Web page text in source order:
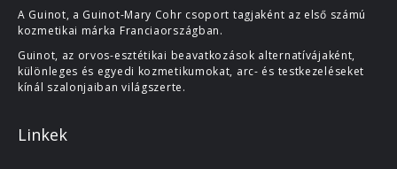
A Guinot, a Guinot-Mary Cohr csoport tagjaként az első számú
kozmetikai márka Franciaországban.
Guinot, az orvos-esztétikai beavatkozások alternatívájaként,
különleges és egyedi kozmetikumokat, arc- és testkezeléseket
kínál szalonjaiban világszerte.
Linkek